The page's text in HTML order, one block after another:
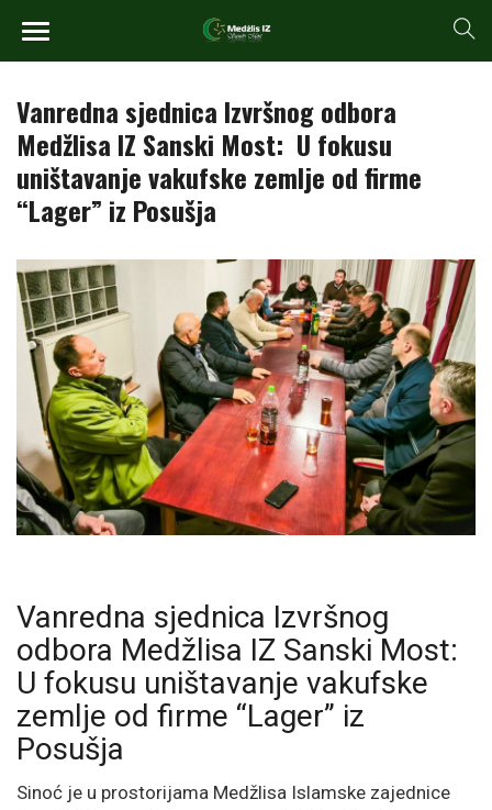
Vanredna sjednica Izvršnog odbora
Medžlisa IZ Sanski Most: U fokusu
uništavanje vakufske zemlje od firme
“Lager” iz Posušja
Vanredna sjednica Izvršnog
odbora Medžlisa IZ Sanski Most:
U fokusu uništavanje vakufske
zemlje od firme “Lager” iz
Posušja
Sinoć je u prostorijama Medžlisa Islamske zajednice